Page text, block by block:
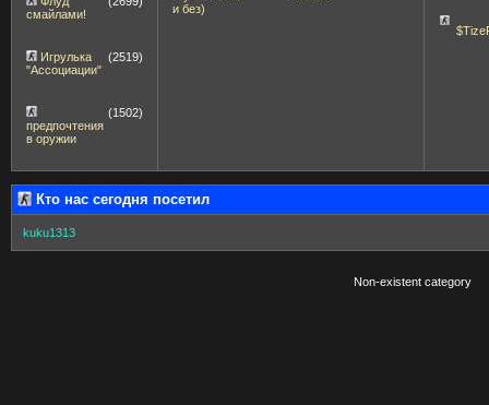
смайлами!
Игрулька
"Ассоциации"
(2519)
предпочтения
в оружии
(1502)
и без)
Кто нас сегодня посетил
kuku1313
Non-existent category